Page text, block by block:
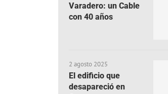
Varadero: un Cable
con 40 años
2 agosto 2025
El edificio que
desapareció en